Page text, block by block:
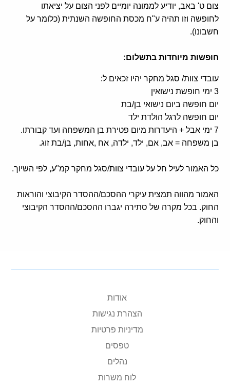
צום ט' באב, יודיע לממונה יומיים לפני הצום על יציאתו
לחופשה וזו תהיה ע"ח מכסת החופשה השנתית (כלומר על
חשבונו).
חופשות מיוחדות בתשלום:
עובדי צוות/ סגל מחקר יהיו זכאים ל:
3 ימי חופשת נישואין
יום חופשה ביום נישואי בן/בת
יום חופשה לרגל הולדת ילד
7 ימי אבל + היעדרות מיום פטירת בן המשפחה ועד קבורתו.
בן משפחה = אב, אם, ילד, ילדה, אח ,אחות, בן/בת זוג.
כל האמור לעיל חל על עובדי צוות/סגל מחקר קמ"ע, לפי השיוך.
האמור מהווה תמצית עיקרי ההסכם/ההסדר הקיבוצי והוראות
החוק. בכל מקרה של סתירה יגברו ההסכם/ההסדר הקיבוצי
והחוק.
אודות
הצהרת נגישות
מדיניות פרטיות
טפסים
נהלים
לוח משרות